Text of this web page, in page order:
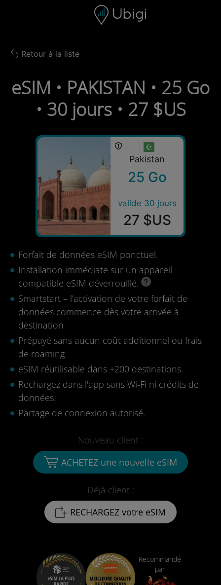
Barre de navigation Bas de page
Back to list
Retour à la liste
eSIM • PAKISTAN • 25 Go
• 30 jours • 27 $US
Pakistan
25 Go
valide 30 jours
27 $US
Forfait de données eSIM ponctuel.
Installation immédiate sur un appareil
compatible eSIM déverrouillé.
Smartstart – l’activation de votre forfait de
données commence dès votre arrivée à
destination
Prépayé sans aucun coût additionnel ou frais
de roaming.
eSIM réutilisable dans +200 destinations.
Rechargez dans l'app sans Wi-Fi ni crédits de
données.
Partage de connexion autorisé.
Déjà client :
RECHARGEZ votre eSIM
Nouveau client :
ACHETEZ une nouvelle eSIM
Recommandé
par